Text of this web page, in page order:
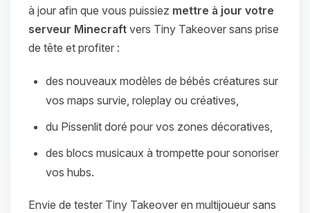
à jour afin que vous puissiez mettre à jour votre
serveur Minecraft vers Tiny Takeover sans prise
de tête et profiter :
des nouveaux modèles de bébés créatures sur
vos maps survie, roleplay ou créatives,
du Pissenlit doré pour vos zones décoratives,
des blocs musicaux à trompette pour sonoriser
vos hubs.
Envie de tester Tiny Takeover en multijoueur sans